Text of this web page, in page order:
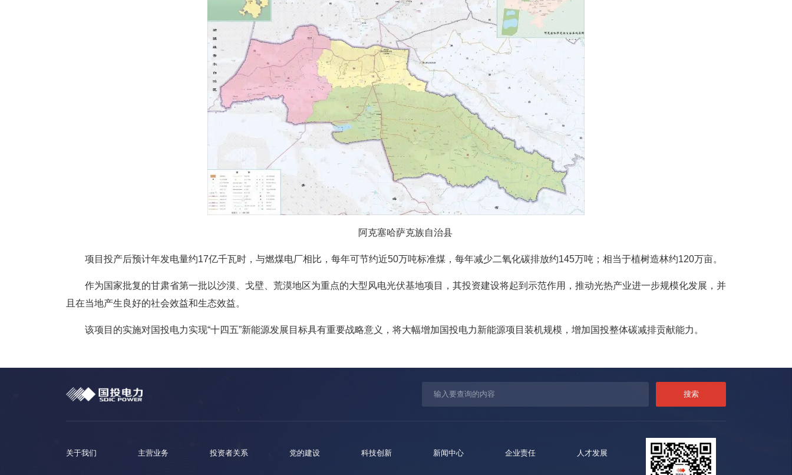
阿克塞哈萨克族自治县
项目投产后预计年发电量约17亿千瓦时，与燃煤电厂相比，每年可节约近50万吨标准煤，每年减少二氧化碳排放约145万吨；相当于植树造林约120万亩。
作为国家批复的甘肃省第一批以沙漠、戈壁、荒漠地区为重点的大型风电光伏基地项目，其投资建设将起到示范作用，推动光热产业进一步规模化发展，并
且在当地产生良好的社会效益和生态效益。
该项目的实施对国投电力实现“十四五”新能源发展目标具有重要战略意义，将大幅增加国投电力新能源项目装机规模，增加国投整体碳减排贡献能力。
关于我们 主营业务 投资者关系 党的建设 科技创新 新闻中心 企业责任 人才发展